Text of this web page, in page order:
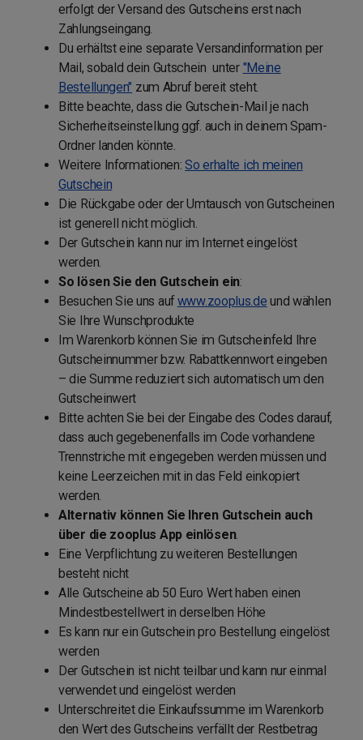
erfolgt der Versand des Gutscheins erst nach
Zahlungseingang.
Du erhältst eine separate Versandinformation per
Mail, sobald dein Gutschein unter "Meine
Bestellungen" zum Abruf bereit steht.
Bitte beachte, dass die Gutschein-Mail je nach
Sicherheitseinstellung ggf. auch in deinem Spam-
Ordner landen könnte.
Weitere Informationen:So erhalte ich meinen
Gutschein
Die Rückgabe oder der Umtausch von Gutscheinen
ist generell nicht möglich.
Der Gutschein kann nur im Internet eingelöst
werden.
So lösen Sie den Gutschein ein:
Besuchen Sie uns aufwww.zooplus.de und wählen
Sie Ihre Wunschprodukte
Im Warenkorb können Sie im Gutscheinfeld Ihre
Gutscheinnummer bzw. Rabattkennwort eingeben
– die Summe reduziert sich automatisch um den
Gutscheinwert
Bitte achten Sie bei der Eingabe des Codes darauf,
dass auch gegebenenfalls im Code vorhandene
Trennstriche mit eingegeben werden müssen und
keine Leerzeichen mit in das Feld einkopiert
werden.
Alternativ können Sie Ihren Gutschein auch
über die zooplus App einlösen.
Eine Verpflichtung zu weiteren Bestellungen
besteht nicht
Alle Gutscheine ab 50 Euro Wert haben einen
Mindestbestellwert in derselben Höhe
Es kann nur ein Gutschein pro Bestellung eingelöst
werden
Der Gutschein ist nicht teilbar und kann nur einmal
verwendet und eingelöst werden
Unterschreitet die Einkaufssumme im Warenkorb
den Wert des Gutscheins verfällt der Restbetrag